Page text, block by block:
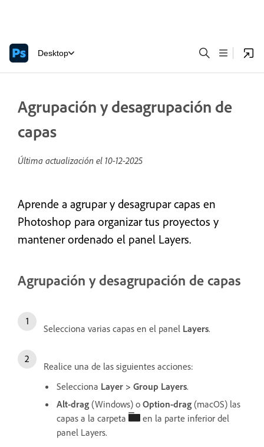
Desktop
Agrupación y desagrupación de
capas
Última actualización el 10-12-2025
Aprende a agrupar y desagrupar capas en
Photoshop para organizar tus proyectos y
mantener ordenado el panel Layers.
Agrupación y desagrupación de capas
Selecciona varias capas en el panel Layers.
Realice una de las siguientes acciones:
Selecciona Layer > Group Layers.
Alt-drag (Windows) o Option-drag (macOS) las
capas a la carpeta
en la parte inferior del
panel Layers.